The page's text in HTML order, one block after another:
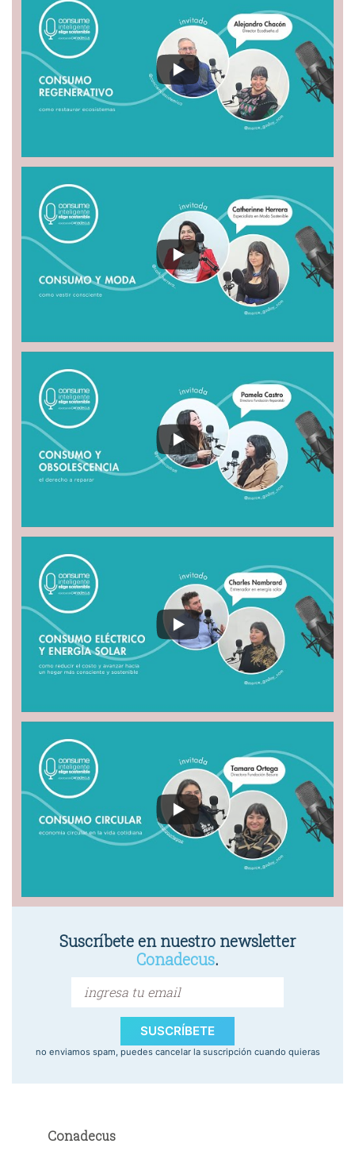
Suscríbete en nuestro newsletter
Conadecus.
SUSCRÍBETE
no enviamos spam, puedes cancelar la suscripción cuando quieras
Conadecus